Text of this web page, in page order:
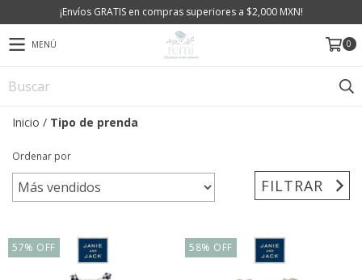
¡Envíos GRATIS en compras superiores a $2,000 MXN!
MENÚ 0
Inicio / Tipo de prenda
Ordenar por
FILTRAR
57% OFF 58% OFF